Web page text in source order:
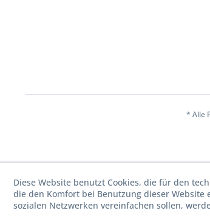
* Alle
Diese Website benutzt Cookies, die für den
die den Komfort bei Benutzung dieser
sozialen Netzwerken vereinfachen sollen,